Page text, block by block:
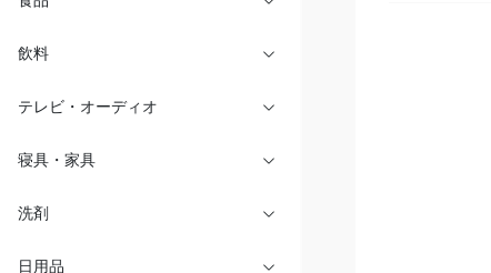
食品
飲料
テレビ・オーディオ
寝具・家具
洗剤